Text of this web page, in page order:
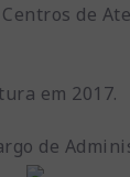
de
em 2017.
de